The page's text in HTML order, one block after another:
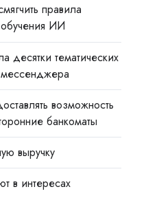
правила
ИИ
десятки тематических
возможность
банкоматы
выручку
в интересах